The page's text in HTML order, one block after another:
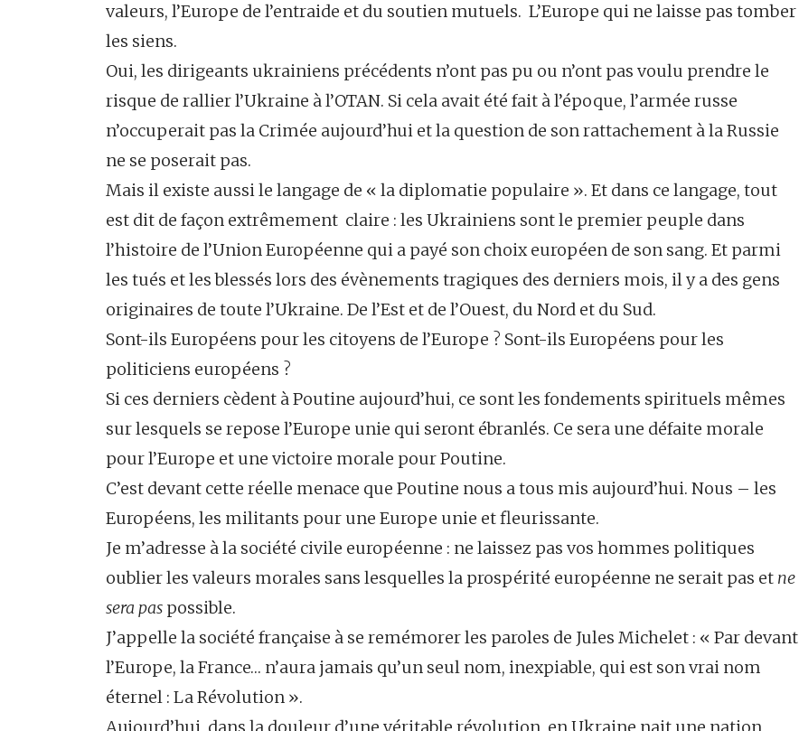
valeurs, l’Europe de l’entraide et du soutien mutuels. L’Europe qui ne laisse pas tomber
les siens.
Oui, les dirigeants ukrainiens précédents n’ont pas pu ou n’ont pas voulu prendre le
risque de rallier l’Ukraine à l’OTAN. Si cela avait été fait à l’époque, l’armée russe
n’occuperait pas la Crimée aujourd’hui et la question de son rattachement à la Russie
ne se poserait pas.
Mais il existe aussi le langage de « la diplomatie populaire ». Et dans ce langage, tout
est dit de façon extrêmement claire : les Ukrainiens sont le premier peuple dans
l’histoire de l’Union Européenne qui a payé son choix européen de son sang. Et parmi
les tués et les blessés lors des évènements tragiques des derniers mois, il y a des gens
originaires de toute l’Ukraine. De l’Est et de l’Ouest, du Nord et du Sud.
Sont-ils Européens pour les citoyens de l’Europe ? Sont-ils Européens pour les
politiciens européens ?
Si ces derniers cèdent à Poutine aujourd’hui, ce sont les fondements spirituels mêmes
sur lesquels se repose l’Europe unie qui seront ébranlés. Ce sera une défaite morale
pour l’Europe et une victoire morale pour Poutine.
C’est devant cette réelle menace que Poutine nous a tous mis aujourd’hui. Nous – les
Européens, les militants pour une Europe unie et fleurissante.
Je m’adresse à la société civile européenne : ne laissez pas vos hommes politiques
oublier les valeurs morales sans lesquelles la prospérité européenne ne serait pas et ne
sera pas possible.
J’appelle la société française à se remémorer les paroles de Jules Michelet : « Par devant
l’Europe, la France… n’aura jamais qu’un seul nom, inexpiable, qui est son vrai nom
éternel : La Révolution ».